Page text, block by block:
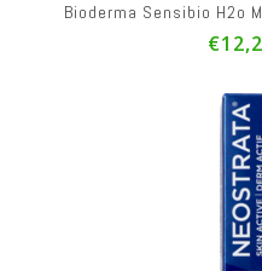
Bioderma Sensibio H2o